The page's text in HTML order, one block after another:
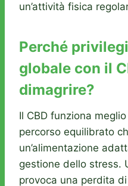
un’attività fisica
Perché
globale con il
dimagrire?
Il CBD funziona
percorso equilibrato
un’alimentazione
gestione dello stress.
provoca una perdita